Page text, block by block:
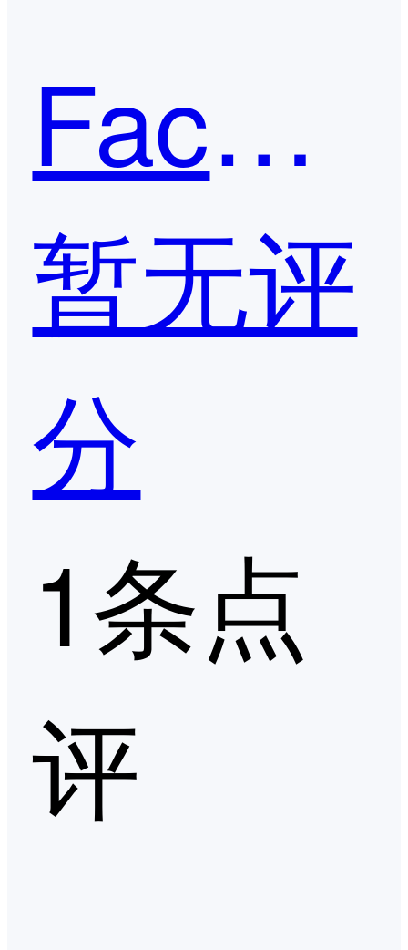
Face++
暂无评
分
1条点
评